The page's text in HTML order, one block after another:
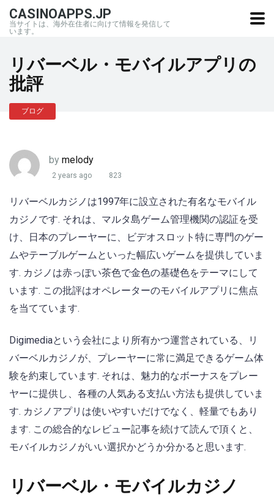
CASINOAPPS.JP
当サイトは、海外在住者に向けて情報を発信して
います。
リバーベル・モバイルアプリの
批評
ブログ
by melody
2 years ago 823
リバーベルカジノは1997年に設立された有名なモバイル
カジノです. それは、マルタ島ゲーム管理機関の認証を受
け、日本のプレーヤーに、ビデオスロット特に専門のゲー
ムやテーブルゲームといった幅広いゲームを提供していま
す. カジノは赤っぽい茶色で金色の基礎色をテーマにして
います. この批評はオペレーターのモバイルアプリに焦点
を当てています.
Digimediaという会社により所有かつ運営されている、リ
バーベルカジノが、プレーヤーに常に満足できるゲーム体
験を約束しています. それは、魅力的なボーナスをプレー
ヤーに提供し、各種の人気ある支払い方法も提供していま
す. カジノアプリは使いやすいだけでなく、軽量でもあり
ます. この総合的なレビュー記事を続けて読んで頂くと、
モバイルカジノがいい選択かどうか分かると思います.
リバーベル・モバイルカジノ